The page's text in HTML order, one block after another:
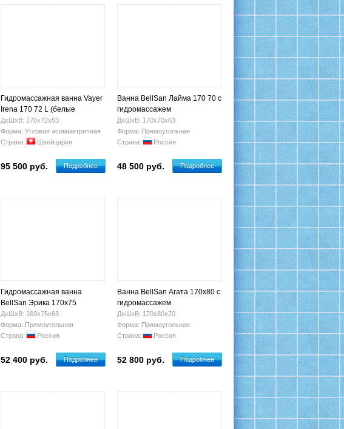
Гидромассажная ванна Vayer
Irena 170 72 L (белые
форсунки)
ДхШхВ: 170х72х53
Форма: Угловая асимметричная
Страна:
Швейцария
95 500 руб. Подробнее
Ванна BellSan Лайма 170 70 с
гидромассажем
ДхШхВ: 170х70х63
Форма: Прямоугольная
Страна:
Россия
48 500 руб. Подробнее
Гидромассажная ванна
BellSan Эрика 170x75
ДхШхВ: 169х75х63
Форма: Прямоугольная
Страна:
Россия
52 400 руб. Подробнее
Ванна BellSan Агата 170x80 с
гидромассажем
ДхШхВ: 170х80х70
Форма: Прямоугольная
Страна:
Россия
52 800 руб. Подробнее